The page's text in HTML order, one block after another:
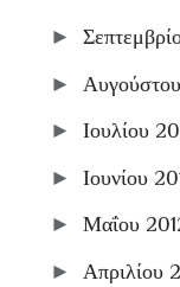
►
►
► Ιουλίου
► Ιουνίου
► Μαΐου
► Απριλίου